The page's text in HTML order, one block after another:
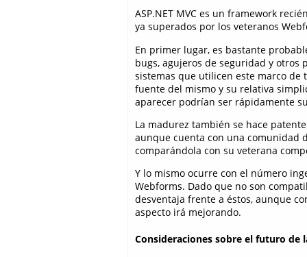
ASP.NET MVC es un framework
ya superados por los veteranos
En primer lugar, es bastante
bugs, agujeros de seguridad y
sistemas que utilicen este marco
fuente del mismo y su relativa
aparecer podrían ser rápidamente
La madurez también se hace
aunque cuenta con una comunidad
comparándola con su veterana
Y lo mismo ocurre con el número
Webforms. Dado que no son
desventaja frente a éstos, aunque
aspecto irá mejorando.
Consideraciones sobre el futuro de